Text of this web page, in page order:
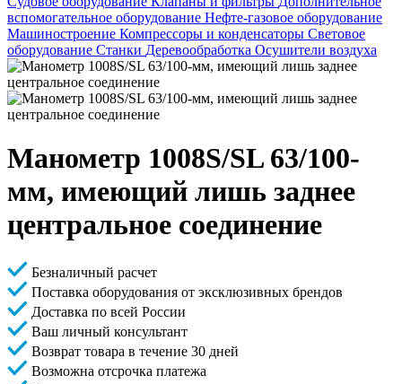
вспомогательное оборудование Нефте-газовое оборудование
Машиностроение Компрессоры и конденсаторы Световое
оборудование Станки Деревообработка Осушители воздуха
Манометр 1008S/SL 63/100-
мм, имеющий лишь заднее
центральное соединение
Безналичный расчет
Поставка оборудования от эксклюзивных брендов
Доставка по всей России
Ваш личный консультант
Возврат товара в течение 30 дней
Возможна отсрочка платежа